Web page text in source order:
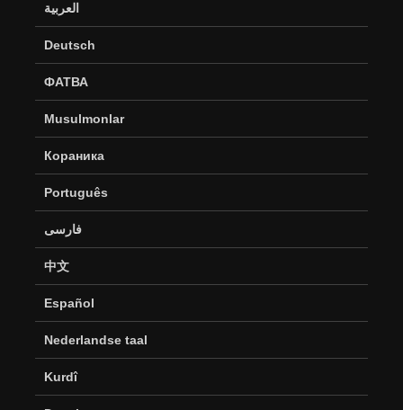
العربية
Deutsch
ФАТВА
Musulmonlar
Кораника
Português
فارسی
中文
Español
Nederlandse taal
Kurdî